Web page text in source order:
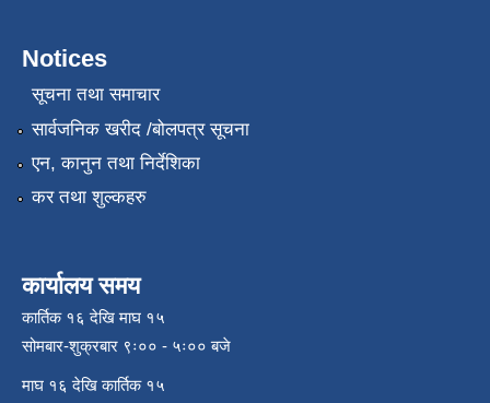
Notices
सूचना तथा समाचार
सार्वजनिक खरीद /बोलपत्र सूचना
एन, कानुन तथा निर्देशिका
कर तथा शुल्कहरु
कार्यालय समय
कार्तिक १६ देखि माघ १५
सोमबार-शुक्रबार ९ः०० - ५ः०० बजे
माघ १६ देखि कार्तिक १५